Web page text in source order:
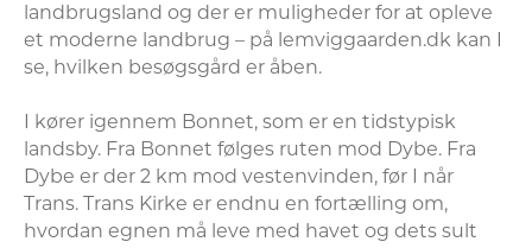
landbrugsland og der er muligheder for at opleve
et moderne landbrug – på lemviggaarden.dk kan I
se, hvilken besøgsgård er åben.
I kører igennem Bonnet, som er en tidstypisk
landsby. Fra Bonnet følges ruten mod Dybe. Fra
Dybe er der 2 km mod vestenvinden, før I når
Trans. Trans Kirke er endnu en fortælling om,
hvordan egnen må leve med havet og dets sult